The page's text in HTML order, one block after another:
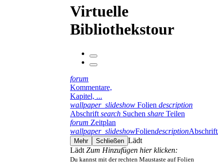
Virtuelle
Bibliothekstour
forum
Kommentare,
Kapitel, ...
wallpaper_slideshow Folien description
Abschrift search Suchen share Teilen
forum Zeitplan
wallpaper_slideshowFoliendescriptionAbschrift
Mehr Schließen Lädt
Lädt Zum Hinzufügen hier klicken:
Du kannst mit der rechten Maustaste auf Folien